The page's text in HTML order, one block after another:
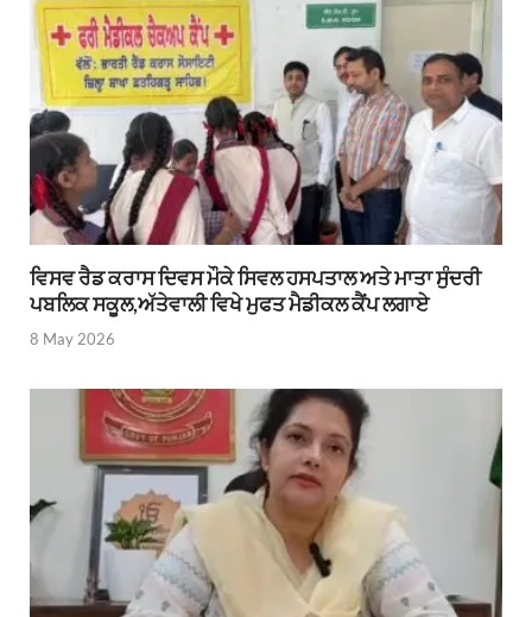
ਵਿਸਵ ਰੈਡ ਕਰਾਸ ਦਿਵਸ ਮੌਕੇ ਸਿਵਲ ਹਸਪਤਾਲ ਅਤੇ ਮਾਤਾ ਸੁੰਦਰੀ
ਪਬਲਿਕ ਸਕੂਲ,ਅੱਤੇਵਾਲੀ ਵਿਖੇ ਮੁਫਤ ਮੈਡੀਕਲ ਕੈਂਪ ਲਗਾਏ
8 May 2026